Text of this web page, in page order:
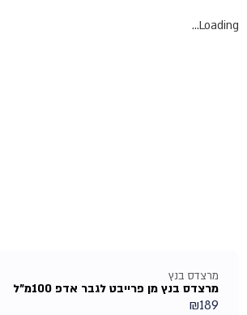
Loading...
מרצדס בנץ
מרצדס בנץ מן פרייבט לגבר אדפ 100מ"ל
₪189